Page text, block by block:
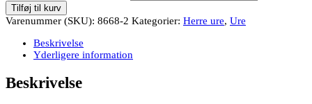
Tilføj til kurv
Varenummer (SKU): 8668-2 Kategorier: Herre ure, Ure
Beskrivelse
Yderligere information
Beskrivelse